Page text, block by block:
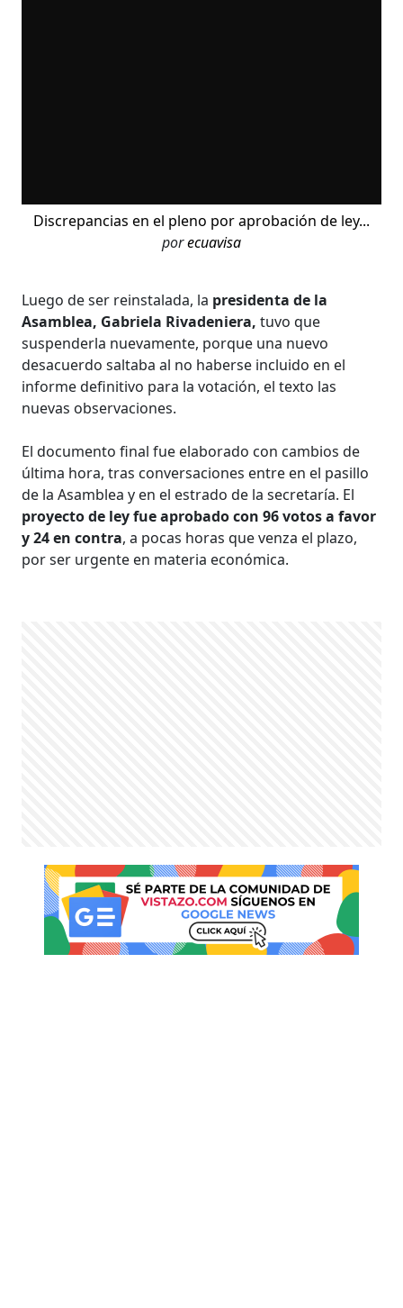
Discrepancias en el pleno por aprobación de ley...
porecuavisa
Luego de ser reinstalada, la presidenta de la
Asamblea, Gabriela Rivadeniera, tuvo que
suspenderla nuevamente, porque una nuevo
desacuerdo saltaba al no haberse incluido en el
informe definitivo para la votación, el texto las
nuevas observaciones.
El documento final fue elaborado con cambios de
última hora, tras conversaciones entre en el pasillo
de la Asamblea y en el estrado de la secretaría. El
proyecto de ley fue aprobado con 96 votos a favor
y 24 en contra, a pocas horas que venza el plazo,
por ser urgente en materia económica.